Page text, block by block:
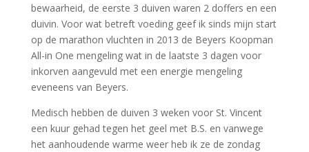
bewaarheid, de eerste 3 duiven waren 2 doffers en een
duivin. Voor wat betreft voeding geef ik sinds mijn start
op de marathon vluchten in 2013 de Beyers Koopman
All-in One mengeling wat in de laatste 3 dagen voor
inkorven aangevuld met een energie mengeling
eveneens van Beyers.
Medisch hebben de duiven 3 weken voor St. Vincent
een kuur gehad tegen het geel met B.S. en vanwege
het aanhoudende warme weer heb ik ze de zondag